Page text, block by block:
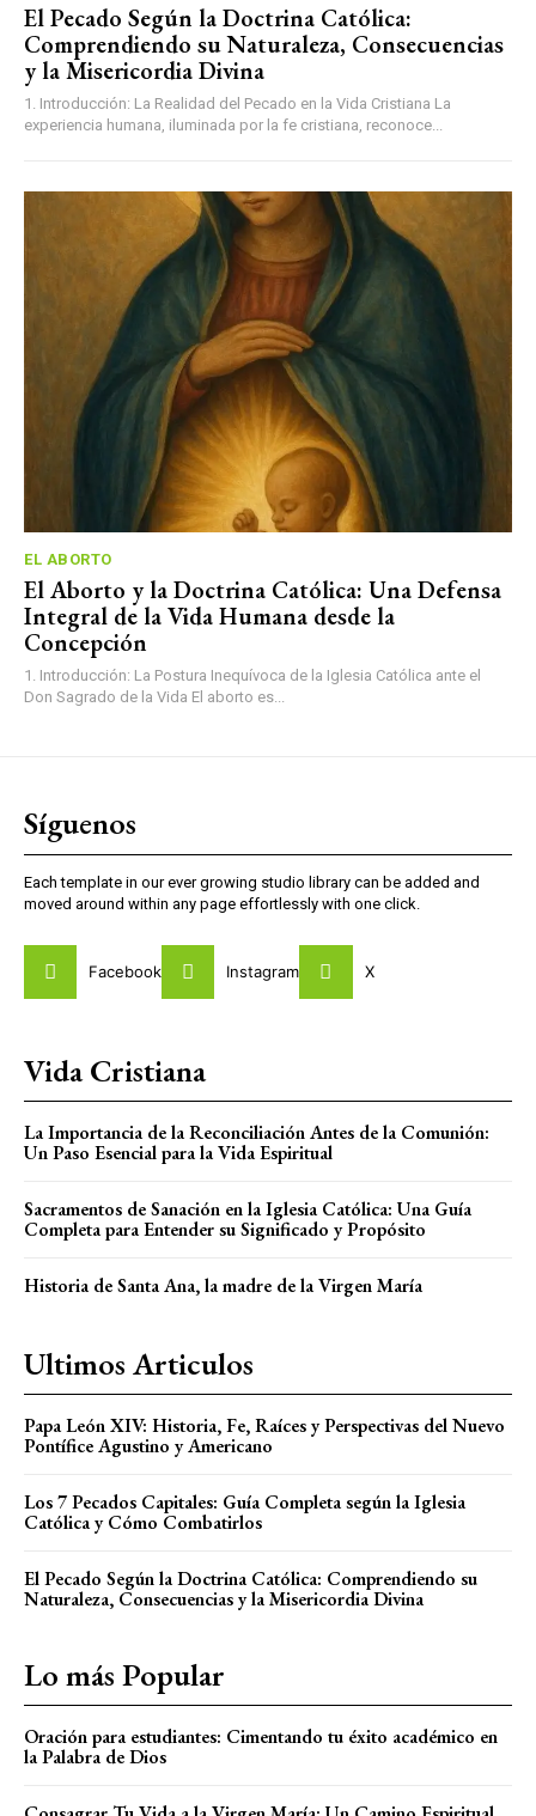
El Pecado Según la Doctrina Católica:
Comprendiendo su Naturaleza, Consecuencias
y la Misericordia Divina
1. Introducción: La Realidad del Pecado en la Vida Cristiana La
experiencia humana, iluminada por la fe cristiana, reconoce...
EL ABORTO
El Aborto y la Doctrina Católica: Una Defensa
Integral de la Vida Humana desde la
Concepción
1. Introducción: La Postura Inequívoca de la Iglesia Católica ante el
Don Sagrado de la Vida El aborto es...
Síguenos
Each template in our ever growing studio library can be added and
moved around within any page effortlessly with one click.
Facebook Instagram X
Vida Cristiana
La Importancia de la Reconciliación Antes de la Comunión:
Un Paso Esencial para la Vida Espiritual
Sacramentos de Sanación en la Iglesia Católica: Una Guía
Completa para Entender su Significado y Propósito
Historia de Santa Ana, la madre de la Virgen María
Ultimos Articulos
Papa León XIV: Historia, Fe, Raíces y Perspectivas del Nuevo
Pontífice Agustino y Americano
Los 7 Pecados Capitales: Guía Completa según la Iglesia
Católica y Cómo Combatirlos
El Pecado Según la Doctrina Católica: Comprendiendo su
Naturaleza, Consecuencias y la Misericordia Divina
Lo más Popular
Oración para estudiantes: Cimentando tu éxito académico en
la Palabra de Dios